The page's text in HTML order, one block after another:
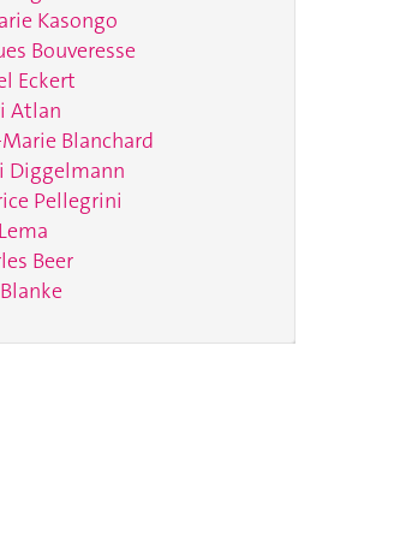
Kasongo
Bouveresse
Eckert
Atlan
Marie Blanchard
Diggelmann
Pellegrini
Beer